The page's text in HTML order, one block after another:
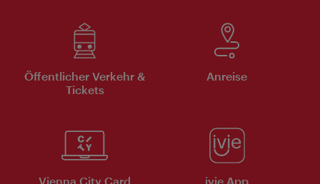
Öffentlicher Verkehr &
Tickets
Anreise
Vienna City Card ivie App